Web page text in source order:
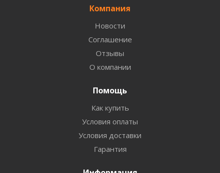
Компания
Новости
Соглашение
Отзывы
О компании
Помощь
Как купить
Условия оплаты
Условия доставки
Гарантия